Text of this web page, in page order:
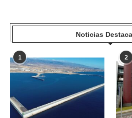
Noticias
1 2